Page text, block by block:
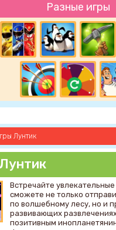
Разные игры
Лунтик
Встречайте
сможете не только
по волшебному лесу, но и
развивающих
позитивным